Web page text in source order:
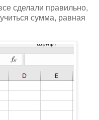
сделали правильно,
сумма, равная